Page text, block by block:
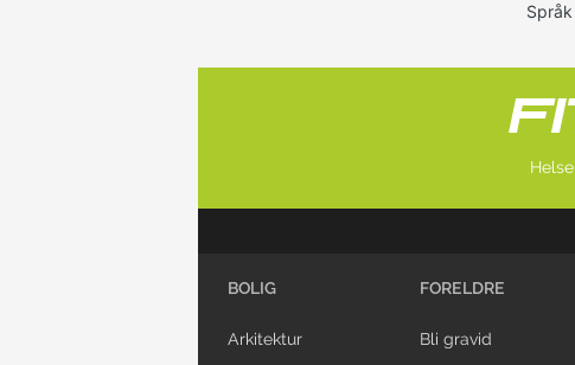
Språk
Helse
BOLIG
Arkitektur
FORELDRE
Bli gravid